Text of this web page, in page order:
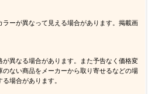
ラーが異なって見える場合があります。掲載画
異なる場合があります。また予告なく価格変
ない商品をメーカーから取り寄せるなどの場
場合があります。